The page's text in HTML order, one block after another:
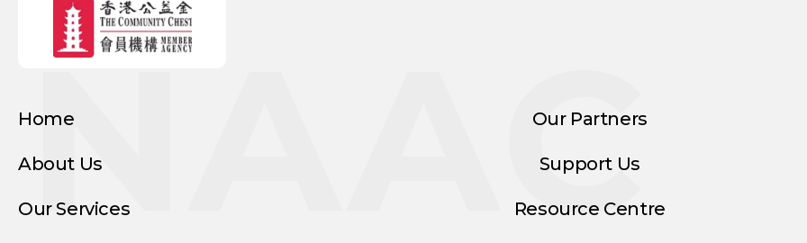
Home
About Us
Our Services
Our Partners
Support Us
Resource Centre
NAAC